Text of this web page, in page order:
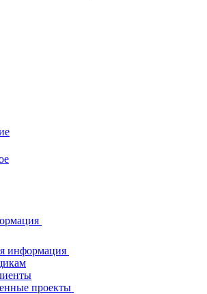
информация
проекты